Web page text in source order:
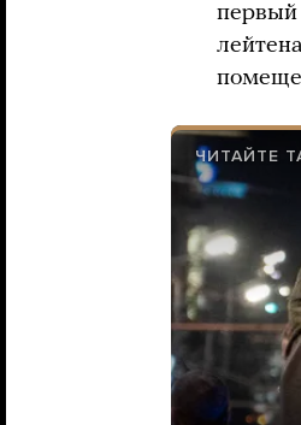
первый
ЧИТАЙТЕ